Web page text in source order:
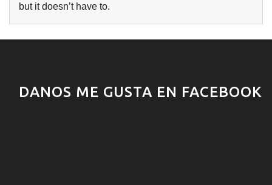
but it doesn’t have to.
DANOS ME GUSTA EN FACEBOOK